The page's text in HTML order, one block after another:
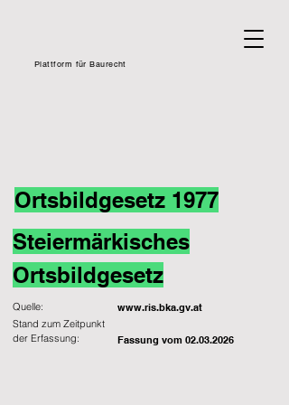
Plattform für Baurecht
Ortsbildgesetz 1977
Steiermärkisches
Ortsbildgesetz
Quelle: www.ris.bka.gv.at
Fassung vom 02.03.2026
Stand zum Zeitpunkt
der Erfassung: